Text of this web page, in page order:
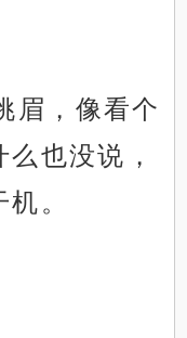
眉，像看个
也没说，
。